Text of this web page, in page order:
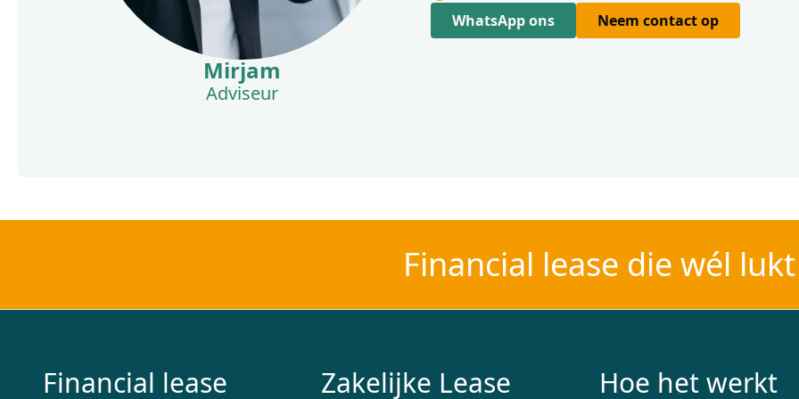
Mirjam
Adviseur
WhatsApp ons
Neem contact op
Financial lease die wél lukt
Financial lease Zakelijke Lease Hoe het werkt